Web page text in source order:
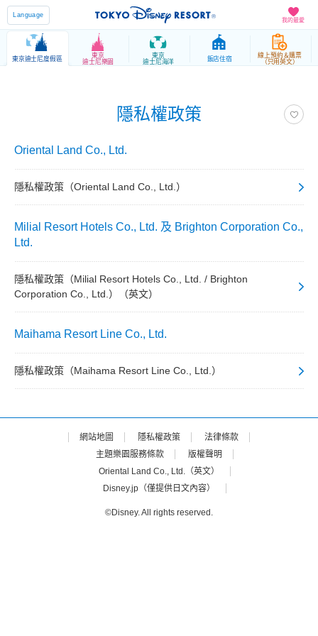
我的最愛
Language
東京迪士尼度假區
東京
迪士尼樂園
東京
迪士尼海洋
飯店住宿
線上預約＆購票
（只用英文）
隱私權政策
Oriental Land Co., Ltd.
隱私權政策（Oriental Land Co., Ltd.）
Milial Resort Hotels Co., Ltd. 及 Brighton Corporation Co.,
Ltd.
隱私權政策（Milial Resort Hotels Co., Ltd. / Brighton
Corporation Co., Ltd.）（英文）
Maihama Resort Line Co., Ltd.
隱私權政策（Maihama Resort Line Co., Ltd.）
網站地圖 隱私權政策
法律條款
主題樂園服務條款
版權聲明
Oriental Land Co., Ltd.（英文）
Disney.jp（僅提供日文內容）
©Disney. All rights reserved.